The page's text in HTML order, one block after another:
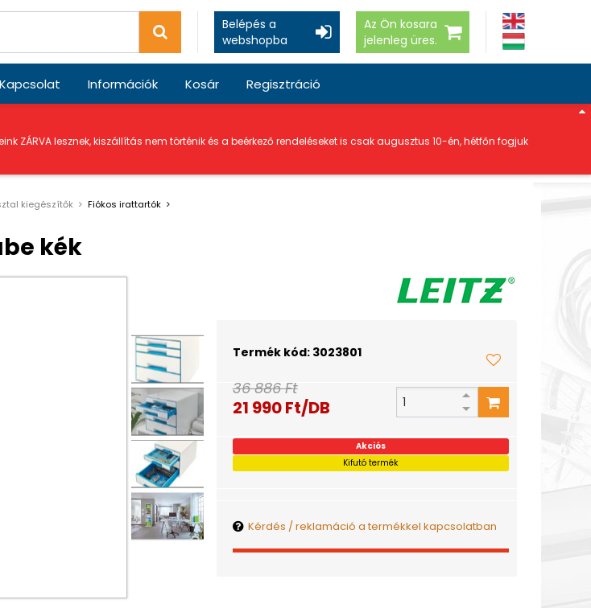
Belépés a
webshopba
Az Ön kosara
jelenleg üres.
Kapcsolat Információk Kosár Regisztráció
ZÁRVA lesznek, kiszállítás nem történik és a beérkező rendeléseket is csak augusztus 10-én, hétfőn fogjuk
kiegészítők Fiókos irattartók
kék
Termék kód: 3023801
36 886 Ft
21 990 Ft/DB
Akciós
Kifutó termék
Kérdés / reklamáció a termékkel kapcsolatban